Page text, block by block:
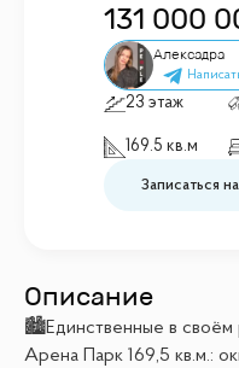
131 000
Алексадра
23 этаж
169.5 кв.м
Записаться
Описание
🏙Единственные в своём
Арена Парк 169,5 кв.м.: